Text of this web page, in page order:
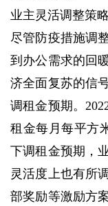
业主灵活调整策
尽管防疫措施调
到办公需求的回
济全面复苏的信
调租金预期。
租金每月每平方
下调租金预期，
灵活度上也有所
部奖励等激励方